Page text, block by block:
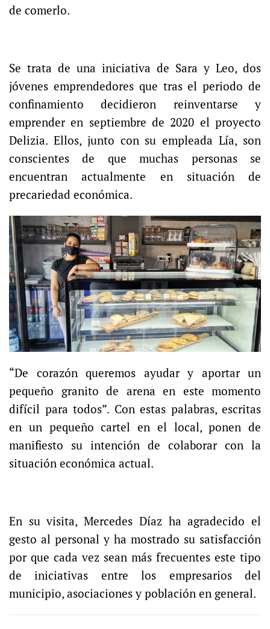
de comerlo.
Se trata de una iniciativa de Sara y Leo, dos
jóvenes emprendedores que tras el periodo de
confinamiento decidieron reinventarse y
emprender en septiembre de 2020 el proyecto
Delizia. Ellos, junto con su empleada Lía, son
conscientes de que muchas personas se
encuentran actualmente en situación de
precariedad económica.
“De corazón queremos ayudar y aportar un
pequeño granito de arena en este momento
difícil para todos”. Con estas palabras, escritas
en un pequeño cartel en el local, ponen de
manifiesto su intención de colaborar con la
situación económica actual.
En su visita, Mercedes Díaz ha agradecido el
gesto al personal y ha mostrado su satisfacción
por que cada vez sean más frecuentes este tipo
de iniciativas entre los empresarios del
municipio, asociaciones y población en general.